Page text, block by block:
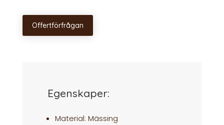
Offertförfrågan
Egenskaper:
Material: Mässing